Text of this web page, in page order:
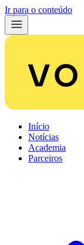
Ir para o conteúdo
Início
Notícias
Academia
Parceiros